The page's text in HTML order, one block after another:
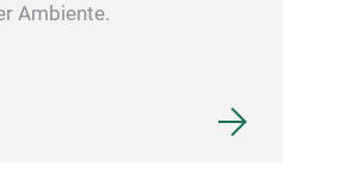
Ambiente.